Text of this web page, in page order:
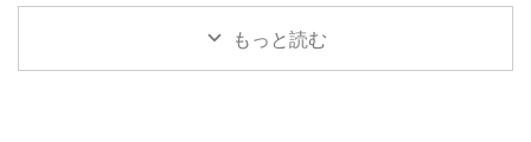
徹底的にレビューしていきた
いと思います。 SUOクールリ
いる『耳をふさがない』タイ
プの完全ワイヤレスイヤホン
SONY Link Buds WF-L900の
比較記事を書きました。 本
もっと読む